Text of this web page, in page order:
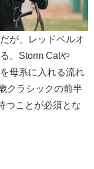
が、レッドベルオ
。Storm Catや
母系に入れる流れ
クラシックの前半
つことが必須とな